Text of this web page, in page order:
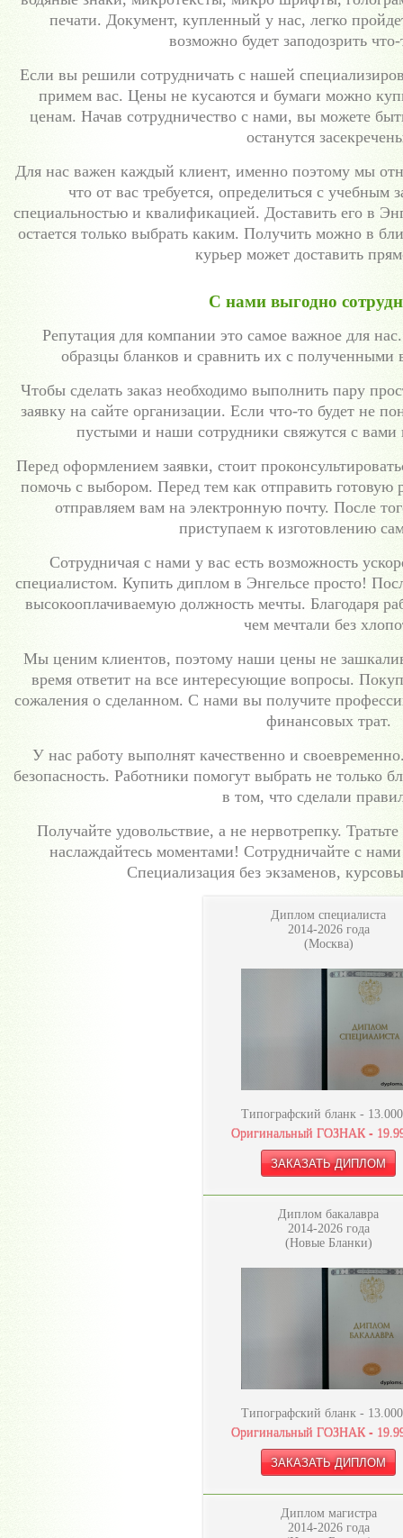
печати. Документ, купленный у нас, легко
возможно будет заподозрить
Если вы решили сотрудничать с нашей
примем вас. Цены не кусаются и бумаги можно
ценам. Начав сотрудничество с нами, вы можете
останутся
Для нас важен каждый клиент, именно поэтому мы
что от вас требуется, определиться с учебным
специальностью и квалификацией. Доставить его в
остается только выбрать каким. Получить можно в
курьер может доставить
С нами выгодно
Репутация для компании это самое важное для
образцы бланков и сравнить их с полученными
Чтобы сделать заказ необходимо выполнить пару
заявку на сайте организации. Если что-то будет не
пустыми и наши сотрудники свяжутся с
Перед оформлением заявки, стоит
помочь с выбором. Перед тем как отправить готовую
отправляем вам на электронную почту. После
приступаем к изготовлению
Сотрудничая с нами у вас есть возможность
специалистом. Купить диплом в Энгельсе просто!
высокооплачиваемую должность мечты. Благодаря
чем мечтали без
Мы ценим клиентов, поэтому наши цены не
время ответит на все интересующие вопросы.
сожаления о сделанном. С нами вы получите
финансовых трат.
У нас работу выполнят качественно и
безопасность. Работники помогут выбрать не только
в том, что сделали
Получайте удовольствие, а не нервотрепку.
наслаждайтесь моментами! Сотрудничайте с
Специализация без экзаменов,
Диплом специалиста
2014-2026 года
(Москва)
Типографский бланк - 13.000
Оригинальный ГОЗНАК -
Диплом бакалавра
2014-2026 года
(Новые Бланки)
Типографский бланк - 13.000
Оригинальный ГОЗНАК -
Диплом магистра
2014-2026 года